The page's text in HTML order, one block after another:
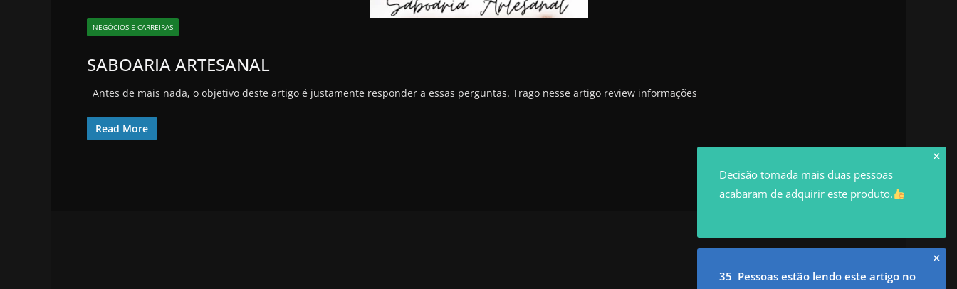
NEGÓCIOS E CARREIRAS
SABOARIA ARTESANAL
Antes de mais nada, o objetivo deste artigo é justamente responder a essas perguntas. Trago nesse artigo review informações
Read More
✕
Decisão tomada mais duas pessoas
acabaram de adquirir este produto.
✕
35 Pessoas estão lendo este artigo no